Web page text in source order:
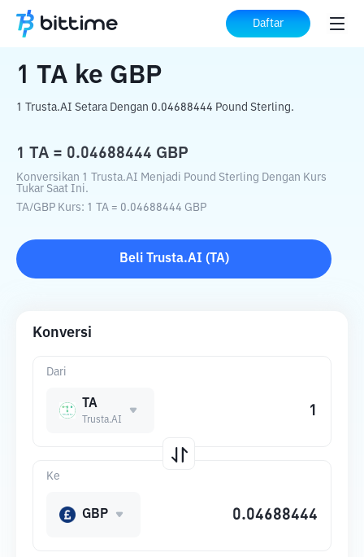
Daftar
Beranda Konverter Kripto GBP
1 TA ke GBP
1 Trusta.AI Setara Dengan 0.04688444 Pound Sterling.
1 TA = 0.04688444 GBP
Konversikan 1 Trusta.AI Menjadi Pound Sterling Dengan Kurs
Tukar Saat Ini.
TA/GBP Kurs: 1 TA = 0.04688444 GBP
Beli Trusta.AI ( TA)
Konversi
Dari
TA
Trusta.AI
Ke
GBP